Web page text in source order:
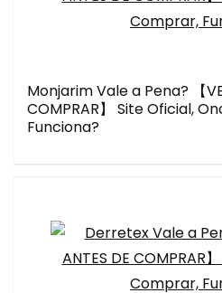
Monjarim Vale a Pena? 【
COMPRAR】 Site Oficial,
Funciona?